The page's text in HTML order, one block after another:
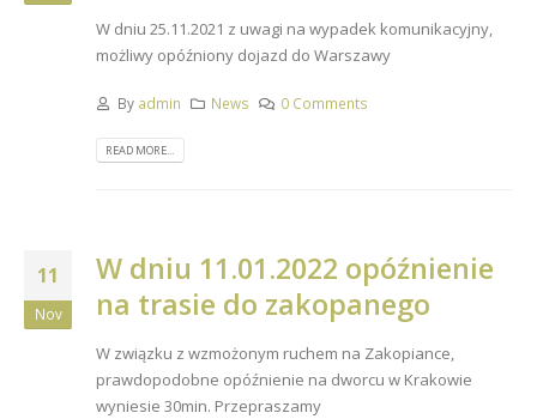
W dniu 25.11.2021 z uwagi na wypadek komunikacyjny,
możliwy opóźniony dojazd do Warszawy
By admin News 0 Comments
READ MORE...
11
Nov
W dniu 11.01.2022 opóźnienie
na trasie do zakopanego
W związku z wzmożonym ruchem na Zakopiance,
prawdopodobne opóźnienie na dworcu w Krakowie
wyniesie 30min. Przepraszamy